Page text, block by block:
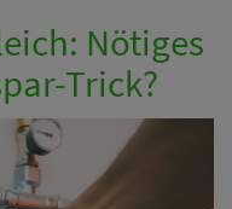
Nötiges
Trick?